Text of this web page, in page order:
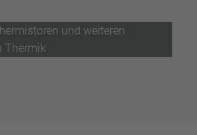
und weiteren
Thermik